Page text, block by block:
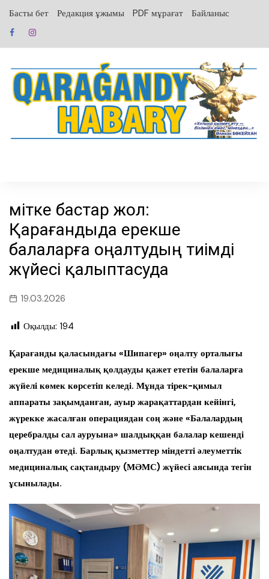
содержанию
Басты бет Редакция ұжымы PDF мұрағат Байланыс
Үмітке бастар жол:
Қарағандыда ерекше
балаларға оңалтудың тиімді
жүйесі қалыптасуда
19.03.2026
Оқылды: 194
Қарағанды қаласындағы «Шипагер» оңалту орталығы
ерекше медициналық қолдауды қажет ететін балаларға
жүйелі көмек көрсетіп келеді. Мұнда тірек-қимыл
аппараты зақымданған, ауыр жарақаттардан кейінгі,
жүрекке жасалған операциядан соң және «Балалардың
церебралды сал ауруына» шалдыққан балалар кешенді
оңалтудан өтеді. Барлық қызметтер міндетті әлеуметтік
медициналық сақтандыру (МӘМС) жүйесі аясында тегін
ұсынылады.